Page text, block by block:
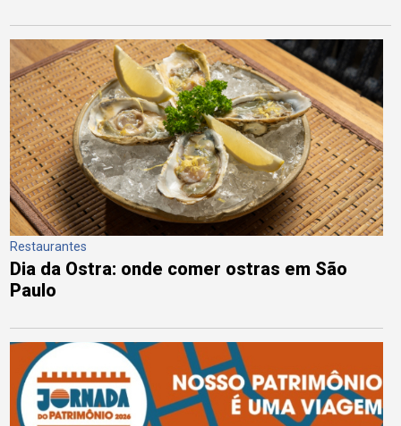
Restaurantes
Dia da Ostra: onde comer ostras em São
Paulo